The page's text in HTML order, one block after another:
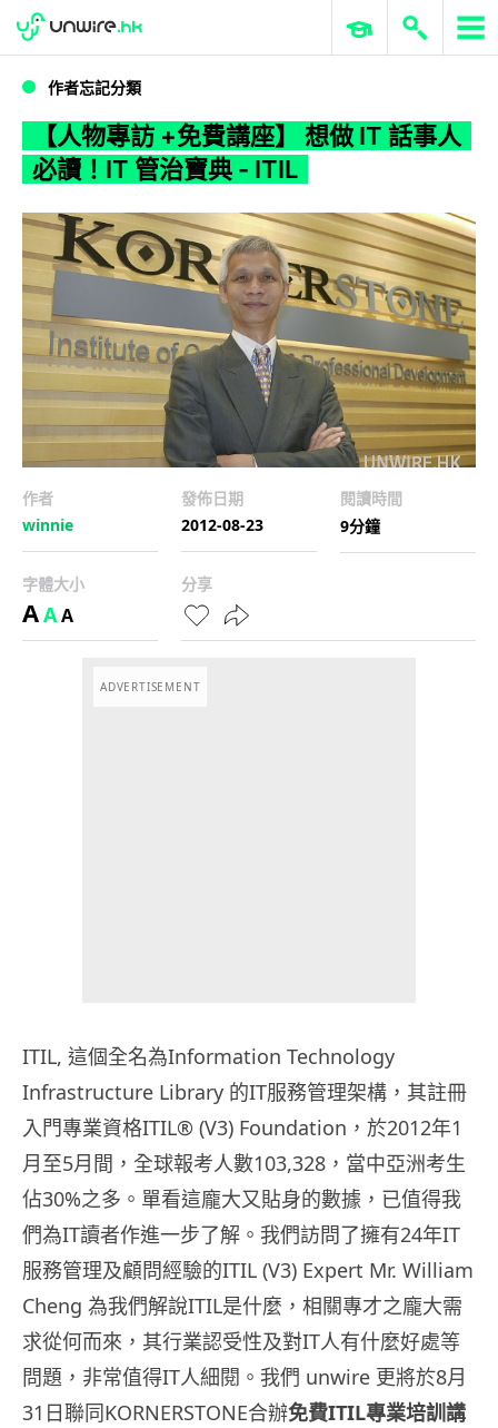
WWDC 2026 ERP 與商業 AI
作者忘記分類
【人物專訪 +免費講座】 想做 IT 話事人
必讀！IT 管治寶典 - ITIL
作者
winnie
發佈日期
2012-08-23
閱讀時間
9分鐘
字體大小
AAA
分享
ADVERTISEMENT
ITIL, 這個全名為Information Technology
Infrastructure Library 的IT服務管理架構，其註冊
入門專業資格ITIL® (V3) Foundation，於2012年1
月至5月間，全球報考人數103,328，當中亞洲考生
佔30%之多。單看這龐大又貼身的數據，已值得我
們為IT讀者作進一步了解。我們訪問了擁有24年IT
服務管理及顧問經驗的ITIL (V3) Expert Mr. William
Cheng 為我們解說ITIL是什麼，相關專才之龐大需
求從何而來，其行業認受性及對IT人有什麼好處等
問題，非常值得IT人細閱。我們 unwire 更將於8月
31日聯同KORNERSTONE合辦免費ITIL專業培訓講